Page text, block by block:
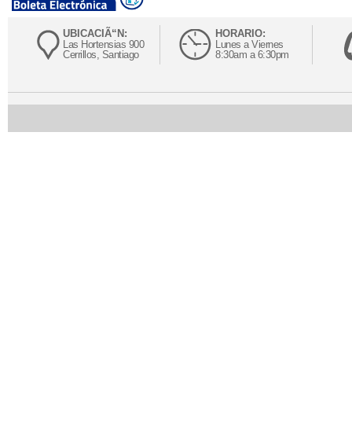
UBICACIÃ“N:
Las Hortensias 900
Cerrillos, Santiago
HORARIO:
Lunes a Viernes
8:30am a 6:30pm